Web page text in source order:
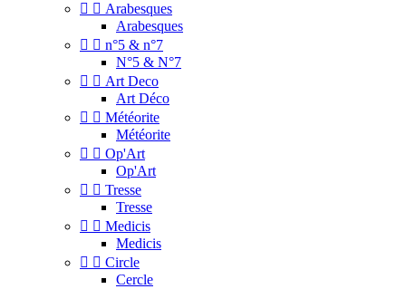
  Arabesques
Arabesques
  n°5 & n°7
N°5 & N°7
  Art Deco
Art Déco
  Météorite
Météorite
  Op'Art
Op'Art
  Tresse
Tresse
  Medicis
Medicis
  Circle
Cercle